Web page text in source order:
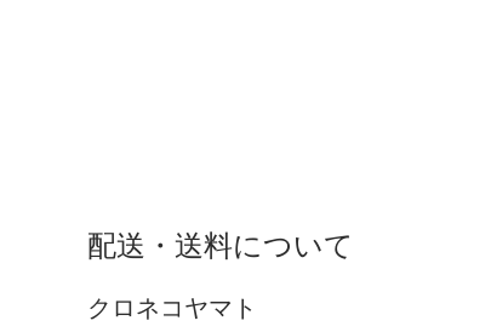
配送・送料について
クロネコヤマト